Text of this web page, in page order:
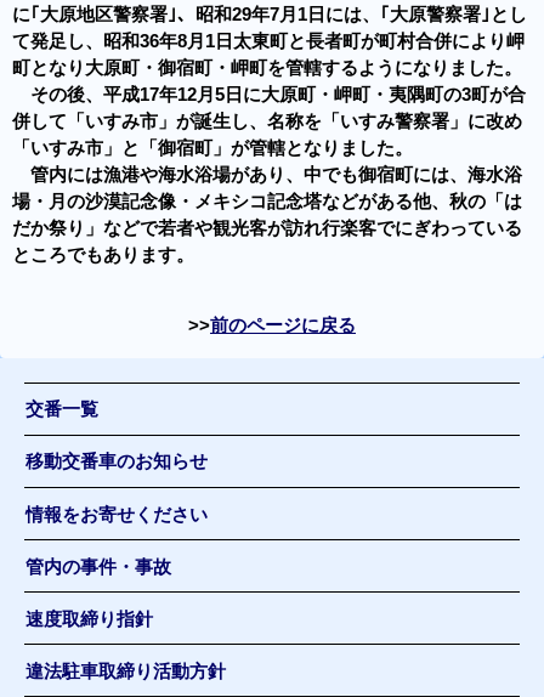
に｢大原地区警察署｣、昭和29年7月1日には、｢大原警察署｣とし
て発足し、昭和36年8月1日太東町と長者町が町村合併により岬
町となり大原町・御宿町・岬町を管轄するようになりました。
その後、平成17年12月5日に大原町・岬町・夷隅町の3町が合
併して「いすみ市」が誕生し、名称を「いすみ警察署」に改め
「いすみ市」と「御宿町」が管轄となりました。
管内には漁港や海水浴場があり、中でも御宿町には、海水浴
場・月の沙漠記念像・メキシコ記念塔などがある他、秋の「は
だか祭り」などで若者や観光客が訪れ行楽客でにぎわっている
ところでもあります。
前のページに戻る
交番一覧
移動交番車のお知らせ
情報をお寄せください
管内の事件・事故
速度取締り指針
違法駐車取締り活動方針